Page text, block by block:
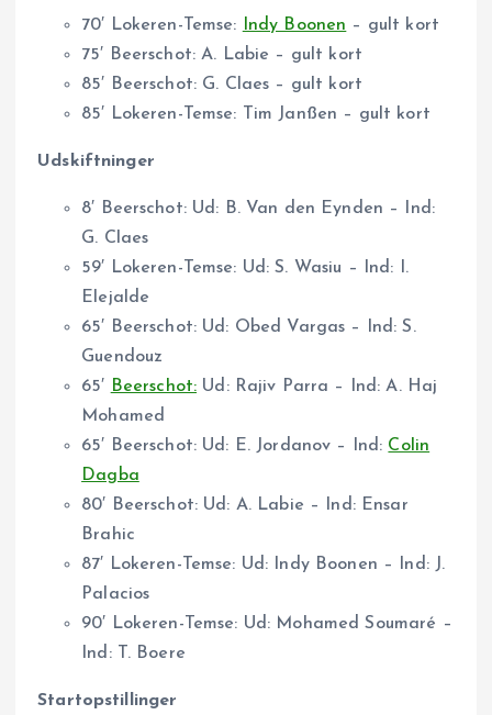
70′ Lokeren-Temse: Indy Boonen – gult kort
75′ Beerschot: A. Labie – gult kort
85′ Beerschot: G. Claes – gult kort
85′ Lokeren-Temse: Tim Janßen – gult kort
Udskiftninger
8′ Beerschot: Ud: B. Van den Eynden – Ind:
G. Claes
59′ Lokeren-Temse: Ud: S. Wasiu – Ind: I.
Elejalde
65′ Beerschot: Ud: Obed Vargas – Ind: S.
Guendouz
65′ Beerschot: Ud: Rajiv Parra – Ind: A. Haj
Mohamed
65′ Beerschot: Ud: E. Jordanov – Ind: Colin
Dagba
80′ Beerschot: Ud: A. Labie – Ind: Ensar
Brahic
87′ Lokeren-Temse: Ud: Indy Boonen – Ind: J.
Palacios
90′ Lokeren-Temse: Ud: Mohamed Soumaré –
Ind: T. Boere
Startopstillinger